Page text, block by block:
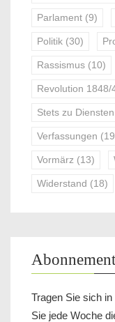
Parlament (9)
Politik (30)
Rassismus (10)
Revolution 1848/
Stets zu Diensten
Verfassungen
Vormärz (13)
Widerstand (18)
Abonnement
Tragen Sie sich
Sie jede Woche